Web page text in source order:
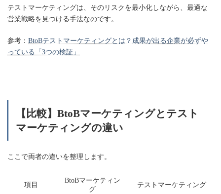
テストマーケティングは、そのリスクを最小化しながら、最適な
営業戦略を見つける手法なのです。
参考： BtoBテストマーケティングとは？成果が出る企業が必ずや
っている「3つの検証」
【比較】BtoBマーケティングとテスト
マーケティングの違い
ここで両者の違いを整理します。
項目
BtoBマーケティン
グ
テストマーケティング